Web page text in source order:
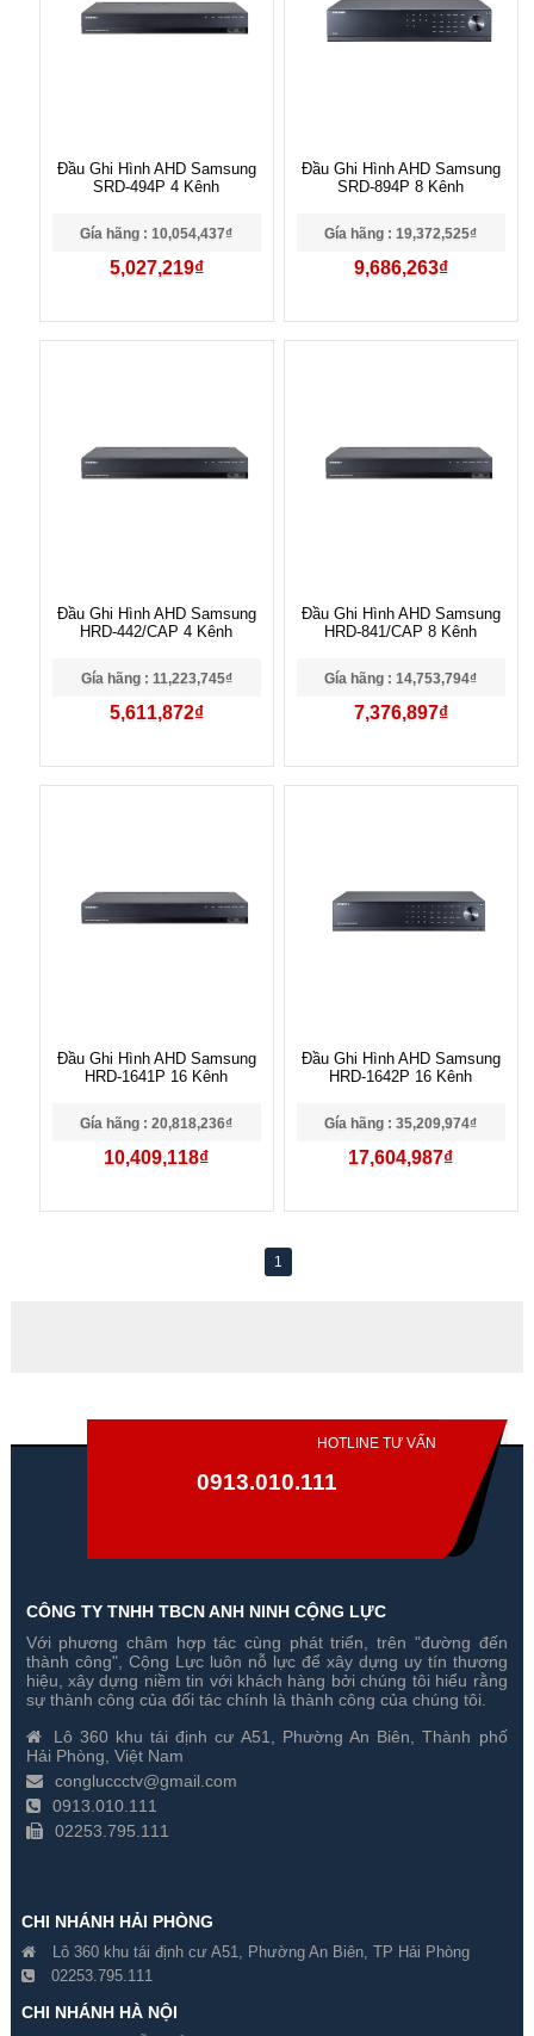
Đầu Ghi Hình AHD Samsung
SRD-494P 4 Kênh
Gía hãng : 10,054,437₫
5,027,219₫
Đầu Ghi Hình AHD Samsung
SRD-894P 8 Kênh
Gía hãng : 19,372,525₫
9,686,263₫
Đầu Ghi Hình AHD Samsung
HRD-442/CAP 4 Kênh
Gía hãng : 11,223,745₫
5,611,872₫
Đầu Ghi Hình AHD Samsung
HRD-841/CAP 8 Kênh
Gía hãng : 14,753,794₫
7,376,897₫
Đầu Ghi Hình AHD Samsung
HRD-1641P 16 Kênh
Gía hãng : 20,818,236₫
10,409,118₫
Đầu Ghi Hình AHD Samsung
HRD-1642P 16 Kênh
Gía hãng : 35,209,974₫
17,604,987₫
1
HOTLINE TƯ VẤN
0913.010.111
CÔNG TY TNHH TBCN ANH NINH CỘNG LỰC
Với phương châm hợp tác cùng phát triển, trên "đường đến
thành công", Cộng Lực luôn nỗ lực để xây dựng uy tín thương
hiệu, xây dựng niềm tin với khách hàng bởi chúng tôi hiểu rằng
sự thành công của đối tác chính là thành công của chúng tôi.
Lô 360 khu tái định cư A51, Phường An Biên, Thành phố
Hải Phòng, Việt Nam
congluccctv@gmail.com
0913.010.111
02253.795.111
CHI NHÁNH HẢI PHÒNG
Lô 360 khu tái định cư A51, Phường An Biên, TP Hải Phòng
02253.795.111
CHI NHÁNH HÀ NỘI